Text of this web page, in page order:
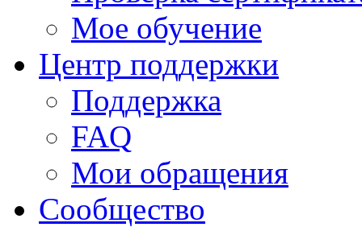
Мое обучение
Центр поддержки
Поддержка
FAQ
Мои обращения
Сообщество